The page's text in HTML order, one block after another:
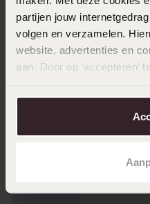
partijen jouw
volgen en verzamelen.
website, advertenties en
aan. Door op ‘accepteren’
over in onscookiebeleid.